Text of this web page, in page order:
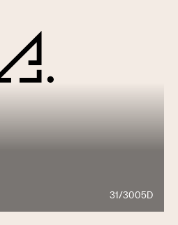
31/3005D